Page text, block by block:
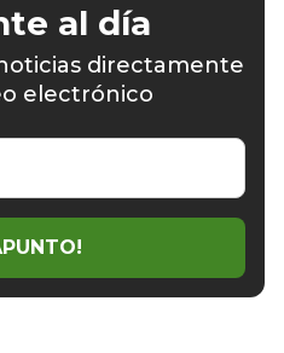
al día
directamente
electrónico